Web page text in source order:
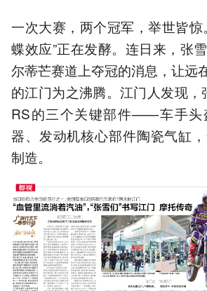
一次大赛，两个冠军，举世皆惊
蝶效应”正在发酵。连日来，张
尔蒂芒赛道上夺冠的消息，让远
的江门为之沸腾。江门人发现
RS的三个关键部件——车手头
器、发动机核心部件陶瓷气缸
制造。